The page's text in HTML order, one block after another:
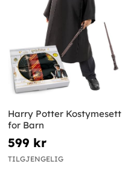
Harry Potter Kostymesett
for Barn
599 kr
TILGJENGELIG